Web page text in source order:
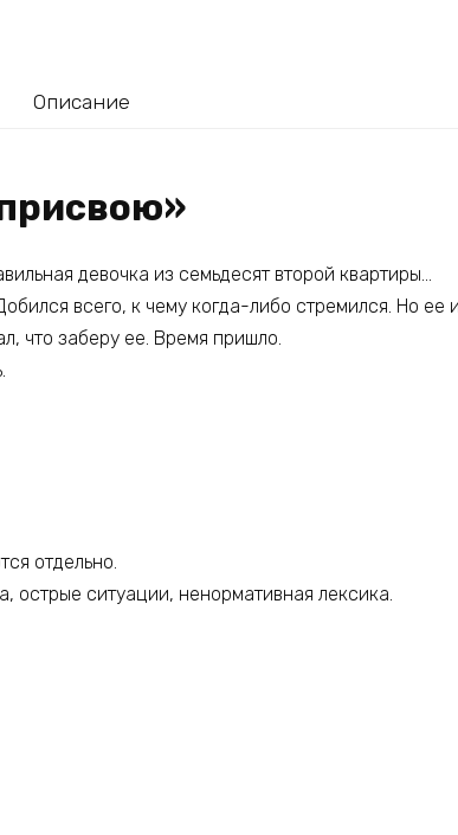
Описание
девочка из семьдесят второй квартиры…
всего, к чему когда-либо стремился. Но ее
что заберу ее. Время пришло.
отдельно.
острые ситуации, ненормативная лексика.